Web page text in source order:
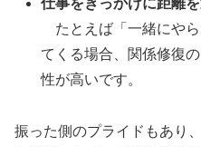
たとえば「一緒にや
てくる場合、関係修復
性が高いです。
振った側のプライドもあり